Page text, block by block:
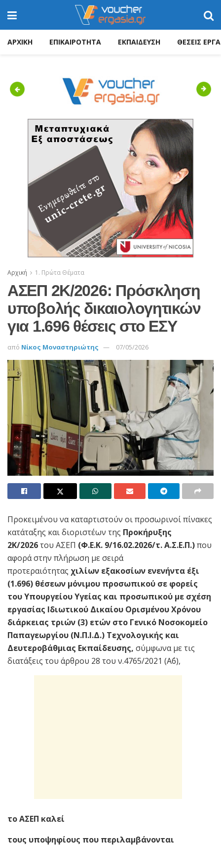
ΑΡΧΙΚΗ ΕΠΙΚΑΙΡΟΤΗΤΑ ΕΚΠΑΙΔΕΥΣΗ ΘΕΣΕΙΣ
Previous Next
Αρχική 1. Πρώτα Θέματα
ΑΣΕΠ 2Κ/2026: Πρόσκληση
υποβολής δικαιολογητικών
για 1.696 θέσεις στο ΕΣΥ
από Νίκος Μοναστηριώτης 07/05/2026
Προκειμένου να καταρτιστούν οι προσωρινοί πίνακες
κατάταξης και διοριστέων της Προκήρυξης
2Κ/2026του ΑΣΕΠ (Φ.Ε.Κ. 9/16.02.2026/τ. Α.Σ.Ε.Π.)που
αφορά στην πλήρωση με σειρά
προτεραιότητας χιλίων εξακοσίων ενενήντα έξι
(1.696) θέσεων μόνιμου προσωπικού σε φορείς
του Υπουργείου Υγείας και προσωπικού με σχέση
εργασίας Ιδιωτικού Δικαίου Ορισμένου Χρόνου
διάρκειας τριών (3) ετών στο Γενικό Νοσοκομείο
Παπαγεωργίου (Ν.Π.Ι.Δ.) Τεχνολογικής και
Δευτεροβάθμιας Εκπαίδευσης, σύμφωνα με τις
διατάξεις του άρθρου 28 του ν.4765/2021 (Α΄6),
το ΑΣΕΠ καλεί
τους υποψηφίους που περιλαμβάνονται